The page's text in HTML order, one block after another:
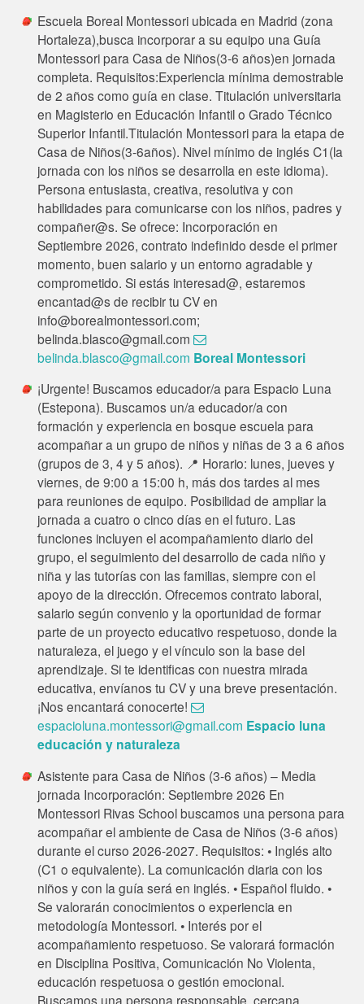
Escuela Boreal Montessori ubicada en Madrid (zona
Hortaleza),busca incorporar a su equipo una Guía
Montessori para Casa de Niños(3-6 años)en jornada
completa. Requisitos:Experiencia mínima demostrable
de 2 años como guía en clase. Titulación universitaria
en Magisterio en Educación Infantil o Grado Técnico
Superior Infantil.Titulación Montessori para la etapa de
Casa de Niños(3-6años). Nivel mínimo de inglés C1(la
jornada con los niños se desarrolla en este idioma).
Persona entusiasta, creativa, resolutiva y con
habilidades para comunicarse con los niños, padres y
compañer@s. Se ofrece: Incorporación en
Septiembre 2026, contrato indefinido desde el primer
momento, buen salario y un entorno agradable y
comprometido. Si estás interesad@, estaremos
encantad@s de recibir tu CV en
info@borealmontessori.com;
belinda.blasco@gmail.com
belinda.blasco@gmail.com Boreal Montessori
¡Urgente! Buscamos educador/a para Espacio Luna
(Estepona). Buscamos un/a educador/a con
formación y experiencia en bosque escuela para
acompañar a un grupo de niños y niñas de 3 a 6 años
(grupos de 3, 4 y 5 años). 📍 Horario: lunes, jueves y
viernes, de 9:00 a 15:00 h, más dos tardes al mes
para reuniones de equipo. Posibilidad de ampliar la
jornada a cuatro o cinco días en el futuro. Las
funciones incluyen el acompañamiento diario del
grupo, el seguimiento del desarrollo de cada niño y
niña y las tutorías con las familias, siempre con el
apoyo de la dirección. Ofrecemos contrato laboral,
salario según convenio y la oportunidad de formar
parte de un proyecto educativo respetuoso, donde la
naturaleza, el juego y el vínculo son la base del
aprendizaje. Si te identificas con nuestra mirada
educativa, envíanos tu CV y una breve presentación.
¡Nos encantará conocerte!
espacioluna.montessori@gmail.com Espacio luna
educación y naturaleza
Asistente para Casa de Niños (3-6 años) – Media
jornada Incorporación: Septiembre 2026 En
Montessori Rivas School buscamos una persona para
acompañar el ambiente de Casa de Niños (3-6 años)
durante el curso 2026-2027. Requisitos: • Inglés alto
(C1 o equivalente). La comunicación diaria con los
niños y con la guía será en inglés. • Español fluido. •
Se valorarán conocimientos o experiencia en
metodología Montessori. • Interés por el
acompañamiento respetuoso. Se valorará formación
en Disciplina Positiva, Comunicación No Violenta,
educación respetuosa o gestión emocional.
Buscamos una persona responsable, cercana,